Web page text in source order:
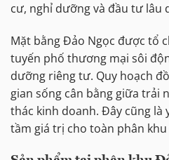
cư, nghỉ dưỡng và đầu tư lâu
Mặt bằng Đảo Ngọc được tổ
tuyến phố thương mại sôi
dưỡng riêng tư. Quy hoạch
gian sống cân bằng giữa trải
thác kinh doanh. Đây cũng là
tầm giá trị cho toàn phân